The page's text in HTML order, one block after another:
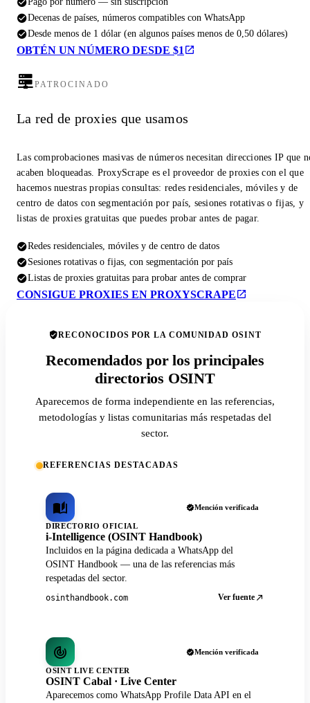
Decenas de países, números compatibles con WhatsApp
Desde menos de 1 dólar (en algunos países menos de 0,50 dólares)
OBTÉN UN NÚMERO DESDE $1
PATROCINADO
La red de proxies que usamos
Las comprobaciones masivas de números necesitan direcciones IP que
acaben bloqueadas. ProxyScrape es el proveedor de proxies con el que
hacemos nuestras propias consultas: redes residenciales, móviles y de
centro de datos con segmentación por país, sesiones rotativas o fijas, y
listas de proxies gratuitas que puedes probar antes de pagar.
Redes residenciales, móviles y de centro de datos
Sesiones rotativas o fijas, con segmentación por país
Listas de proxies gratuitas para probar antes de comprar
CONSIGUE PROXIES EN PROXYSCRAPE
RECONOCIDOS POR LA COMUNIDAD OSINT
Recomendados por los principales
directorios OSINT
Aparecemos de forma independiente en las referencias,
metodologías y listas comunitarias más respetadas del
sector.
REFERENCIAS DESTACADAS
Mención verificada
DIRECTORIO OFICIAL
i-Intelligence (OSINT Handbook)
Incluidos en la página dedicada a WhatsApp del
OSINT Handbook — una de las referencias más
respetadas del sector.
osinthandbook.com Ver fuente
Mención verificada
OSINT LIVE CENTER
OSINT Cabal · Live Center
Aparecemos como WhatsApp Profile Data API en el